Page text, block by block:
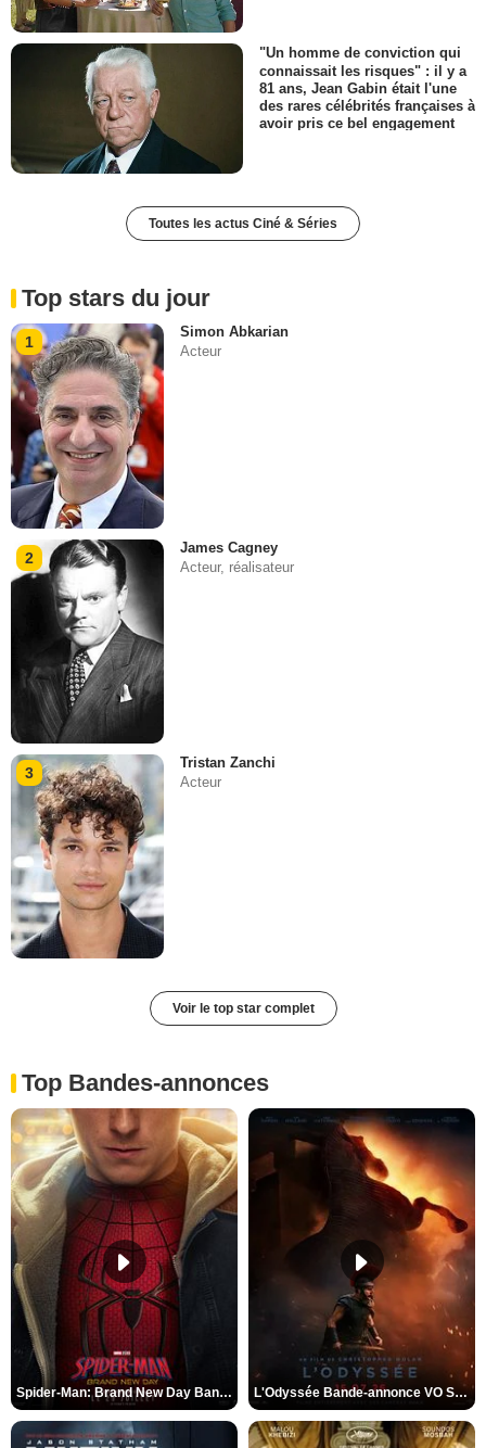
"Un homme de conviction qui
connaissait les risques" : il y a
81 ans, Jean Gabin était l'une
des rares célébrités françaises à
avoir pris ce bel engagement
Toutes les actus Ciné & Séries
Top stars du jour
1
Simon Abkarian
Acteur
2
James Cagney
Acteur, réalisateur
3
Tristan Zanchi
Acteur
Voir le top star complet
Top Bandes-annonces
Spider-Man: Brand New Day Bande-annonce VO STFR L'Odyssée Bande-annonce VO STFR